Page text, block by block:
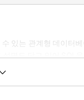
있는 관계형 데이터
명도 담고 있어 SQL
리, 뷰, 데이터 조작